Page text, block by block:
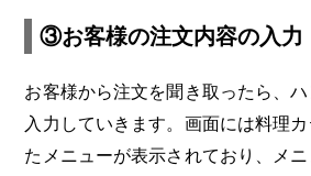
③お客様の注文内容の入力
お客様から注文を聞き取ったら、
入力していきます。画面には料理
たメニューが表示されており、メ